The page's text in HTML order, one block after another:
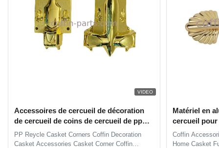
VIDEO
Accessoires de cercueil de décoration
de cercueil de coins de cercueil de pp
Reycle
PP Reycle Casket Corners Coffin Decoration
Casket Accessories Casket Corner Coffin
Matériel en
cercueil
Coffin
Home Casket